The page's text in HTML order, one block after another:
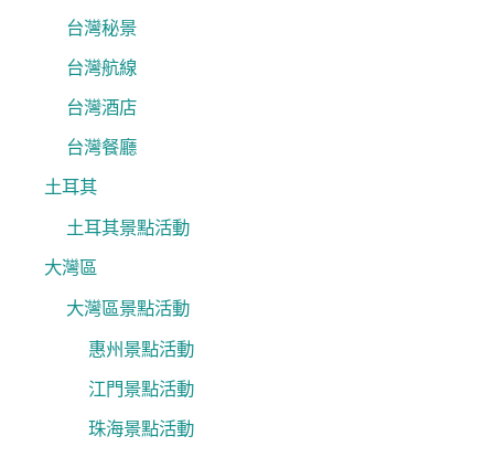
台灣秘景
台灣航線
台灣酒店
台灣餐廳
土耳其
土耳其景點活動
大灣區
大灣區景點活動
惠州景點活動
江門景點活動
珠海景點活動